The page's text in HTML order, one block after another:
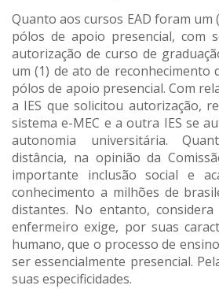
Quanto aos cursos EAD foram um
pólos de apoio presencial, com
autorização de curso de
um (1) de ato de reconhecimento
pólos de apoio presencial. Com
a IES que solicitou autorização,
sistema e-MEC e a outra IES se
autonomia universitária.
distância, na opinião da
importante inclusão social e
conhecimento a milhões de
distantes. No entanto,
enfermeiro exige, por suas
humano, que o processo de
ser essencialmente presencial.
suas especificidades.